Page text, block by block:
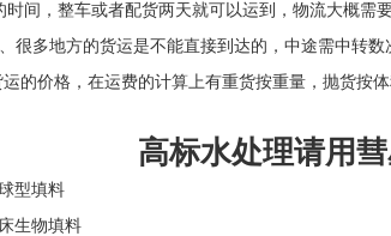
时间，整车或者配货两天就可以运到，物流大概
很多地方的货运是不能直接到达的，中途需中转
运的价格，在运费的计算上有重货按重量，抛货按
高标水处理请用
型填料
生物填料